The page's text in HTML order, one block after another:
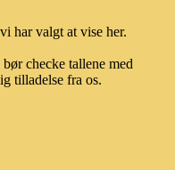
har valgt at vise her.
checke tallene med
tilladelse fra os.